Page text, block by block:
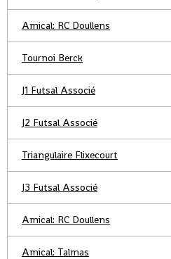
Amical: RC Doullens
Tournoi Berck
J1 Futsal Associé
J2 Futsal Associé
Triangulaire Flixecourt
J3 Futsal Associé
Amical: RC Doullens
Amical: Talmas